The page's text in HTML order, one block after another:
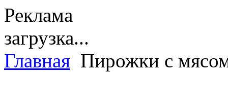
Реклама
загрузка...
Главная Пирожки с